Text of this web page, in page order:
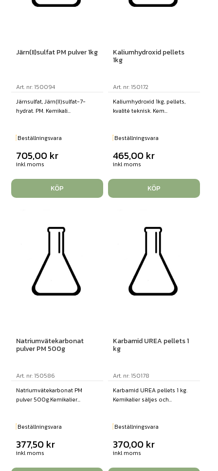
Järn(II)sulfat PM pulver 1kg
Art. nr: 150094
Järnsulfat, Järn(II)sulfat-7-
hydrat. PM. Kemikali...
Beställningsvara
705,00 kr
inkl moms
KÖP
Kaliumhydroxid pellets
1kg
Art. nr: 150172
Kaliumhydroxid 1kg, pellets,
kvalité teknisk. Kem...
Beställningsvara
465,00 kr
inkl moms
KÖP
Natriumvätekarbonat
pulver PM 500g
Art. nr: 150586
Natriumvätekarbonat PM
pulver 500g.Kemikalier...
Beställningsvara
377,50 kr
inkl moms
Karbamid UREA pellets 1
kg
Art. nr: 150178
Karbamid UREA pellets 1 kg.
Kemikalier säljes och...
Beställningsvara
370,00 kr
inkl moms